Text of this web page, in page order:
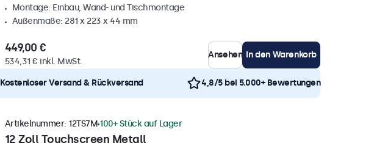
Montage: Einbau, Wand- und Tischmontage
Außenmaße: 281 x 223 x 44 mm
449,00 €
534,31 € inkl. MwSt.
Ansehen In den Warenkorb
Kostenloser Versand & Rückversand 4,8/5 bei 5.000+ Bewertungen
12 Zoll Touchscreen Metall
Artikelnummer: 12TS7M 100+ Stück auf Lager